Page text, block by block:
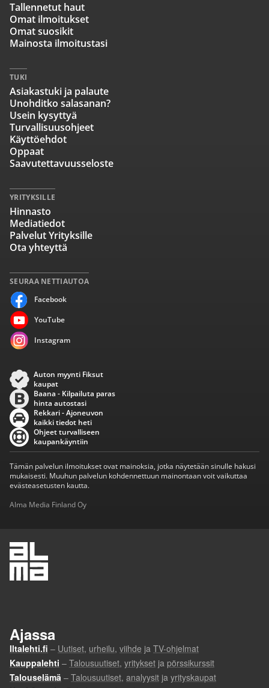
SEURAA NETTIAUTOA
Facebook
YouTube
Instagram
Tallennetut haut
Omat ilmoitukset
Omat suosikit
Mainosta ilmoitustasi
TUKI
Asiakastuki ja palaute
Unohditko salasanan?
Usein kysyttyä
Turvallisuusohjeet
Käyttöehdot
Oppaat
Saavutettavuusseloste
YRITYKSILLE
Hinnasto
Mediatiedot
Palvelut Yrityksille
Ota yhteyttä
Auton myynti Fiksut
kaupat
Baana - Kilpailuta paras
hinta autostasi
Rekkari - Ajoneuvon
kaikki tiedot heti
Ohjeet turvalliseen
kaupankäyntiin
Tämän palvelun ilmoitukset ovat mainoksia, jotka näytetään sinulle hakusi
mukaisesti. Muuhun palvelun kohdennettuun mainontaan voit vaikuttaa
evästeasetusten kautta.
Alma Media Finland Oy